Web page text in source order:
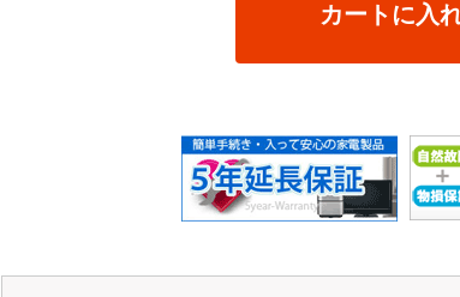
弊社のショップ評価を価格.COMで行って頂い
カートに入